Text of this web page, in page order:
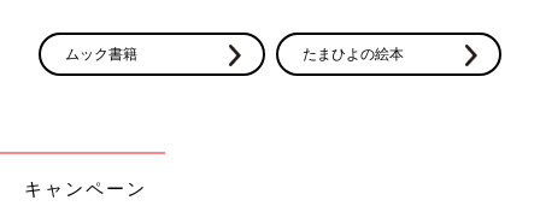
ムック書籍 たまひよの絵本
キャンペーン